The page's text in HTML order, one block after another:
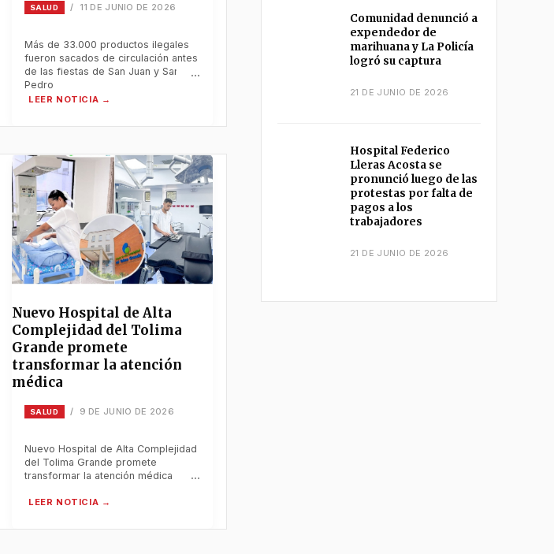
SALUD / 11 DE JUNIO DE 2026
Más de 33.000 productos ilegales
fueron sacados de circulación antes
de las fiestas de San Juan y San
Pedro
Nuevo Hospital de Alta
Complejidad del Tolima
Grande promete
transformar la atención
médica
SALUD / 9 DE JUNIO DE 2026
Nuevo Hospital de Alta Complejidad
del Tolima Grande promete
transformar la atención médica
Comunidad denunció a
expendedor de
marihuana y La Policía
logró su captura
21 DE JUNIO DE 2026
Hospital Federico
Lleras Acosta se
pronunció luego de las
protestas por falta de
pagos a los
trabajadores
21 DE JUNIO DE 2026